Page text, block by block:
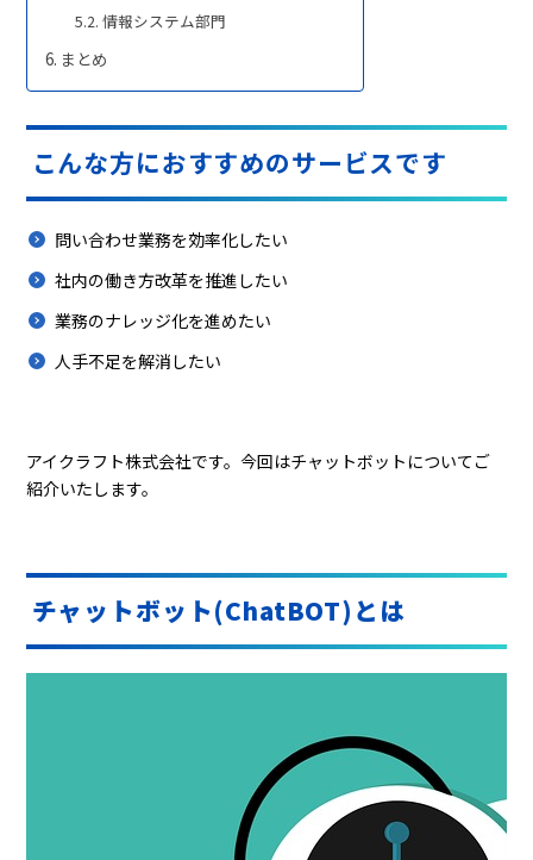
情報システム部門
まとめ
こんな方におすすめのサービスです
問い合わせ業務を効率化したい
社内の働き方改革を推進したい
業務のナレッジ化を進めたい
人手不足を解消したい
アイクラフト株式会社です。今回はチャットボットについてご
紹介いたします。
チャットボット(ChatBOT)とは